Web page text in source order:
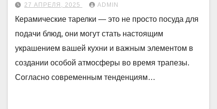
27 АПРЕЛЯ, 2025 ADMIN
Керамические тарелки — это не просто посуда для
подачи блюд, они могут стать настоящим
украшением вашей кухни и важным элементом в
создании особой атмосферы во время трапезы.
Согласно современным тенденциям…